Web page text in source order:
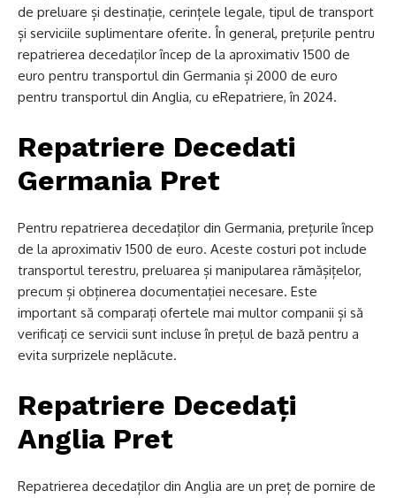
de preluare și destinație, cerințele legale, tipul de transport
și serviciile suplimentare oferite. În general, prețurile pentru
repatrierea decedaților încep de la aproximativ 1500 de
euro pentru transportul din Germania și 2000 de euro
pentru transportul din Anglia, cu eRepatriere, în 2024.
Repatriere Decedati
Germania Pret
Pentru repatrierea decedaților din Germania, prețurile încep
de la aproximativ 1500 de euro. Aceste costuri pot include
transportul terestru, preluarea și manipularea rămășițelor,
precum și obținerea documentației necesare. Este
important să comparați ofertele mai multor companii și să
verificați ce servicii sunt incluse în prețul de bază pentru a
evita surprizele neplăcute.
Repatriere Decedați
Anglia Pret
Repatrierea decedaților din Anglia are un preț de pornire de